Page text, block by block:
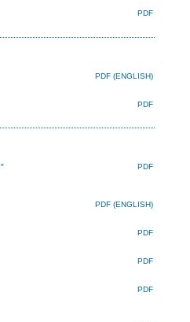
PDF
PDF (ENGLISH)
PDF
PDF
PDF (ENGLISH)
PDF
PDF
PDF